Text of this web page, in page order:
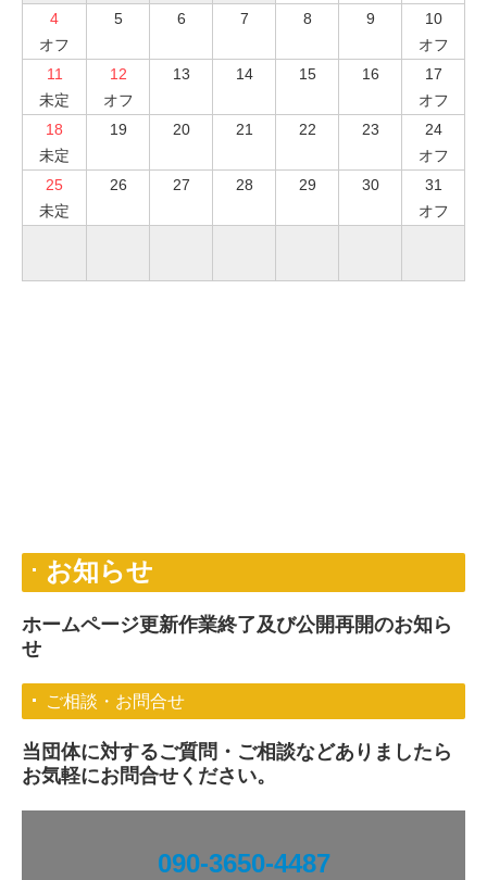
4
オフ
5 6 7 8 9
10
オフ
11
未定
12
オフ
13 14 15 16
17
オフ
18
未定
19 20 21 22 23
24
オフ
25
未定
26 27 28 29 30
31
オフ
お知らせ
ホームページ更新作業終了及び公開再開のお知ら
せ
ご相談・お問合せ
当団体に対するご質問・ご相談などありましたら
お気軽にお問合せください。
090-3650-4487